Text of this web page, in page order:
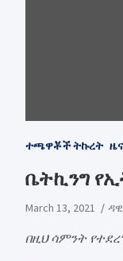
ተጫዋቾች ትኩረት ዜና
ቤትኪንግ
March 13, 2021
በዚህ ሳምንት